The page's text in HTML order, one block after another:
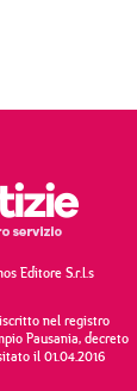
Editore S.r.l.s
nel registro
Pausania, decreto
il 01.04.2016